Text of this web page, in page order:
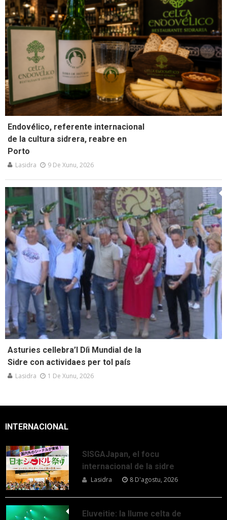
Endovélico, referente internacional
de la cultura sidrera, reabre en
Porto
Lasidra 9 De Xunu, 2026
Asturies cellebra’l Díi Mundial de la
Sidre con actividaes per tol país
Lasidra 1 De Xunu, 2026
INTERNACIONAL
SISGAJapan, el focu
internacional de la sidre
Lasidra 8 D'agostu, 2026
Eluveitie: la llume celta de